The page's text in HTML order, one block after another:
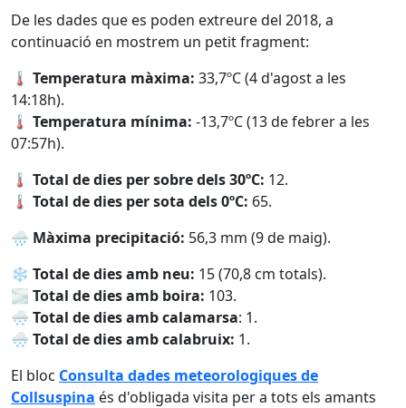
De les dades que es poden extreure del 2018, a
continuació en mostrem un petit fragment:
🌡 Temperatura màxima: 33,7ºC (4 d'agost a les
14:18h).
🌡 Temperatura mínima: -13,7ºC (13 de febrer a les
07:57h).
🌡 Total de dies per sobre dels 30ºC: 12.
🌡 Total de dies per sota dels 0ºC: 65.
🌧 Màxima precipitació: 56,3 mm (9 de maig).
❄ Total de dies amb neu: 15 (70,8 cm totals).
🌫 Total de dies amb boira: 103.
🌨 Total de dies amb calamarsa: 1.
🌨 Total de dies amb calabruix: 1.
El bloc Consulta dades meteorologiques de
Collsuspina és d'obligada visita per a tots els amants